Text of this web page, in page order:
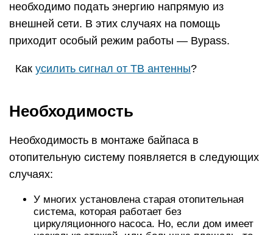
необходимо подать энергию напрямую из
внешней сети. В этих случаях на помощь
приходит особый режим работы — Bypass.
Как усилить сигнал от ТВ антенны?
Необходимость
Необходимость в монтаже байпаса в
отопительную систему появляется в следующих
случаях:
У многих установлена старая отопительная
система, которая работает без
циркуляционного насоса. Но, если дом имеет